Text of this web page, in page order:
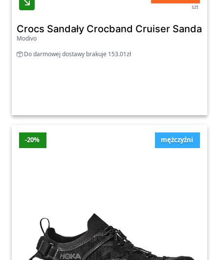
szt
Crocs Sandały Crocband Cruiser Sandal
Modivo
Do darmowej dostawy brakuje 153.01zł
mężczyźni
-20%